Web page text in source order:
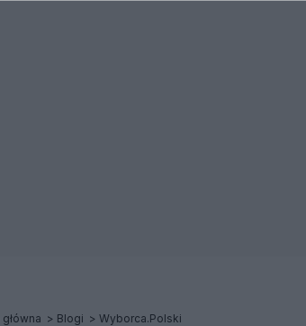
Blogi Wyborca.Polski